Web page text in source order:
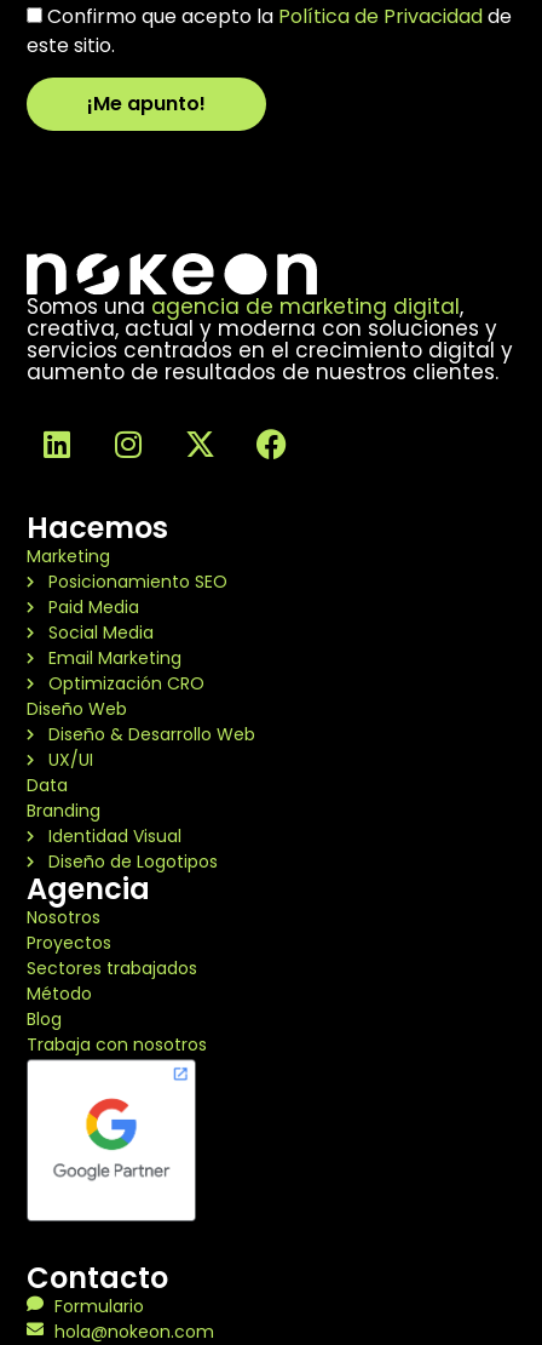
Confirmo que acepto la Política de Privacidadde
este sitio.
¡Me apunto!
Somos una agencia de marketing digital,
creativa, actual y moderna con soluciones y
servicios centrados en el crecimiento digital y
aumento de resultados de nuestros clientes.
Hacemos
Marketing
Posicionamiento SEO
Paid Media
Social Media
Email Marketing
Optimización CRO
Diseño Web
Diseño & Desarrollo Web
UX/UI
Data
Branding
Identidad Visual
Diseño de Logotipos
Agencia
Nosotros
Proyectos
Sectores trabajados
Método
Blog
Trabaja con nosotros
Contacto
Formulario
hola@nokeon.com